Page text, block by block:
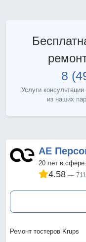
8
Услуги
из наших
АЕ
20 лет в сфере
4.58
Ремонт тостеров Krups